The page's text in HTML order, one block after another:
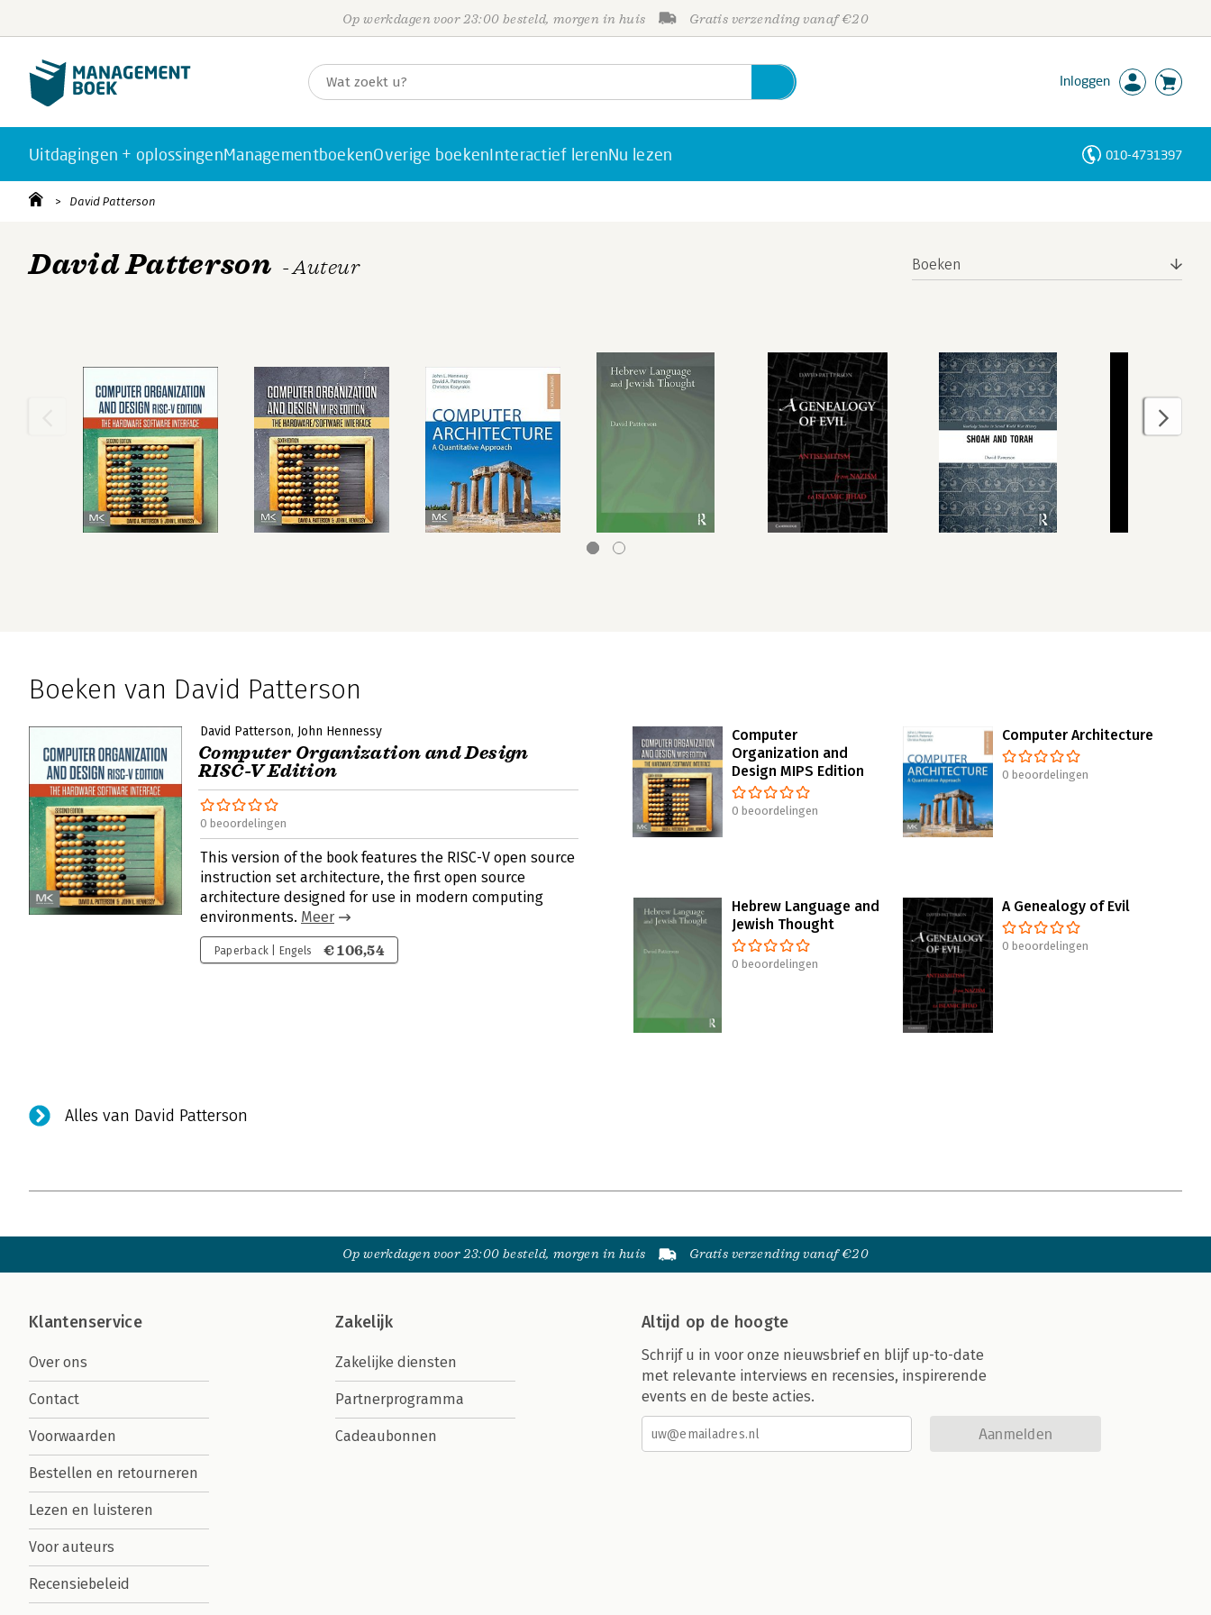
Op werkdagen voor 23:00 besteld, morgen in huis Gratis verzending vanaf €20
Inloggen
Uitdagingen + oplossingenManagementboekenOverige boekenInteractief lerenNu lezen 010-4731397
David Patterson
David Patterson - Auteur Boeken
Boeken van David Patterson
David Patterson John Hennessy
Computer Organization and Design
RISC-V Edition
0 beoordelingen
This version of the book features the RISC-V open source
instruction set architecture, the first open source
architecture designed for use in modern computing
environments. Meer
Paperback | Engels € 106,54
Computer
Organization and
Design MIPS Edition
0 beoordelingen
Computer Architecture
0 beoordelingen
Hebrew Language and
Jewish Thought
0 beoordelingen
A Genealogy of Evil
0 beoordelingen
Alles van David Patterson
Op werkdagen voor 23:00 besteld, morgen in huis Gratis verzending vanaf €20
Klantenservice
Over ons
Contact
Voorwaarden
Bestellen en retourneren
Lezen en luisteren
Voor auteurs
Recensiebeleid
Zakelijk
Zakelijke diensten
Partnerprogramma
Cadeaubonnen
Altijd op de hoogte
Schrijf u in voor onze nieuwsbrief en blijf up-to-date
met relevante interviews en recensies, inspirerende
events en de beste acties.
Aanmelden
Personen